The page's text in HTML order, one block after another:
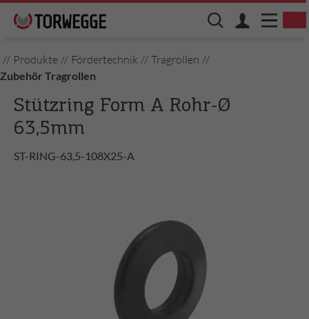
// Produkte // Fördertechnik // Tragrollen //
Zubehör Tragrollen
Stützring Form A Rohr-Ø
63,5mm
ST-RING-63,5-108X25-A